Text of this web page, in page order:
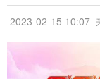
2023-02-15 10:07